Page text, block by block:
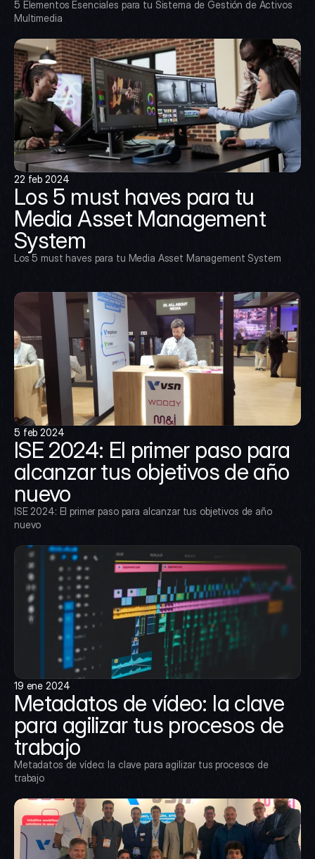
5 Elementos Esenciales para tu Sistema de Gestión de Activos
Multimedia
22 feb 2024
Los 5 must haves para tu
Media Asset Management
System
Los 5 must haves para tu Media Asset Management System
5 feb 2024
ISE 2024: El primer paso para
alcanzar tus objetivos de año
nuevo
ISE 2024: El primer paso para alcanzar tus objetivos de año
nuevo
19 ene 2024
Metadatos de vídeo: la clave
para agilizar tus procesos de
trabajo
Metadatos de vídeo: la clave para agilizar tus procesos de
trabajo